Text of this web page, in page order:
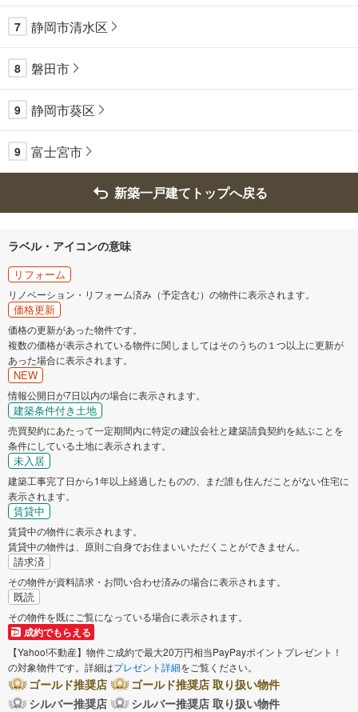
7 静岡市清水区
8 磐田市
9 静岡市葵区
9 富士宮市
新築一戸建てトップへ戻る
ラベル・アイコンの意味
リフォーム
リノベーション・リフォーム済み（予定含む）の物件に表示されます。
価格更新
価格の更新があった物件です。
複数の価格が表示されている物件に関しましてはそのうちの１つ以上に更新が
あった場合に表示されます。
NEW
情報公開日が7日以内の場合に表示されます。
建築条件付き土地
売買契約にあたって一定期間内に特定の建設会社と建築請負契約を結ぶことを
条件にしている土地に表示されます。
未入居
建築工事完了日から1年以上経過したものの、まだ誰も住んだことがない住宅に
表示されます。
賃貸中
賃貸中の物件に表示されます。
賃貸中の物件は、原則ご自身でお住まいいただくことができません。
請求済
その物件が資料請求・お問い合わせ済みの場合に表示されます。
既読
その物件を既にご覧になっている場合に表示されます。
成約でもらえる
【Yahoo!不動産】物件ご成約で最大20万円相当PayPayポイントプレゼント！
の対象物件です。詳細はプレゼント詳細をご覧ください。
ゴールド推奨店
ゴールド推奨店 取り扱い物件
シルバー推奨店
シルバー推奨店 取り扱い物件